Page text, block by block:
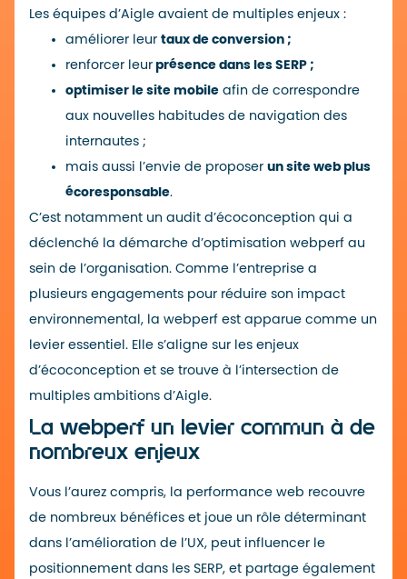
Les équipes d’Aigle avaient de multiples enjeux :
améliorer leur taux de conversion ;
renforcer leur présence dans les SERP ;
optimiser le site mobile afin de correspondre
aux nouvelles habitudes de navigation des
internautes ;
mais aussi l’envie de proposer un site web plus
écoresponsable.
C’est notamment un audit d’écoconception qui a
déclenché la démarche d’optimisation webperf au
sein de l’organisation. Comme l’entreprise a
plusieurs engagements pour réduire son impact
environnemental, la webperf est apparue comme un
levier essentiel. Elle s’aligne sur les enjeux
d’écoconception et se trouve à l’intersection de
multiples ambitions d’Aigle.
La webperf un levier commun à de
nombreux enjeux
Vous l’aurez compris, la performance web recouvre
de nombreux bénéfices et joue un rôle déterminant
dans l’amélioration de l’UX, peut influencer le
positionnement dans les SERP, et partage également